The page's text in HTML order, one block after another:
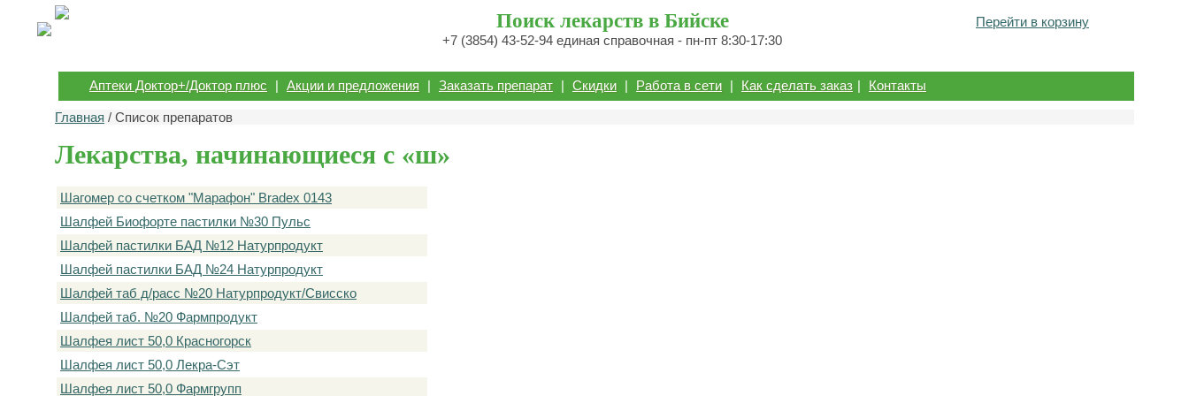
Поиск лекарств в Бийске
+7 (3854) 43-52-94 единая справочная - пн-пт 8:30-17:30
Перейти в корзину
Аптеки Доктор+/Доктор плюс | Акции и предложения | Заказать препарат | Скидки | Работа в сети | Как сделать заказ | Контакты
Главная / Список препаратов
Лекарства, начинающиеся с «ш»
Шагомер со счетком "Марафон" Bradex 0143
Шалфей Биофорте пастилки №30 Пульс
Шалфей пастилки БАД №12 Натурпродукт
Шалфей пастилки БАД №24 Натурпродукт
Шалфей таб д/расс №20 Натурпродукт/Свисско
Шалфей таб. №20 Фармпродукт
Шалфея лист 50,0 Красногорск
Шалфея лист 50,0 Лекра-Сэт
Шалфея лист 50,0 Фармгрупп